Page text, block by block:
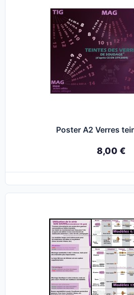
Poster A2 Verres
8,00 €